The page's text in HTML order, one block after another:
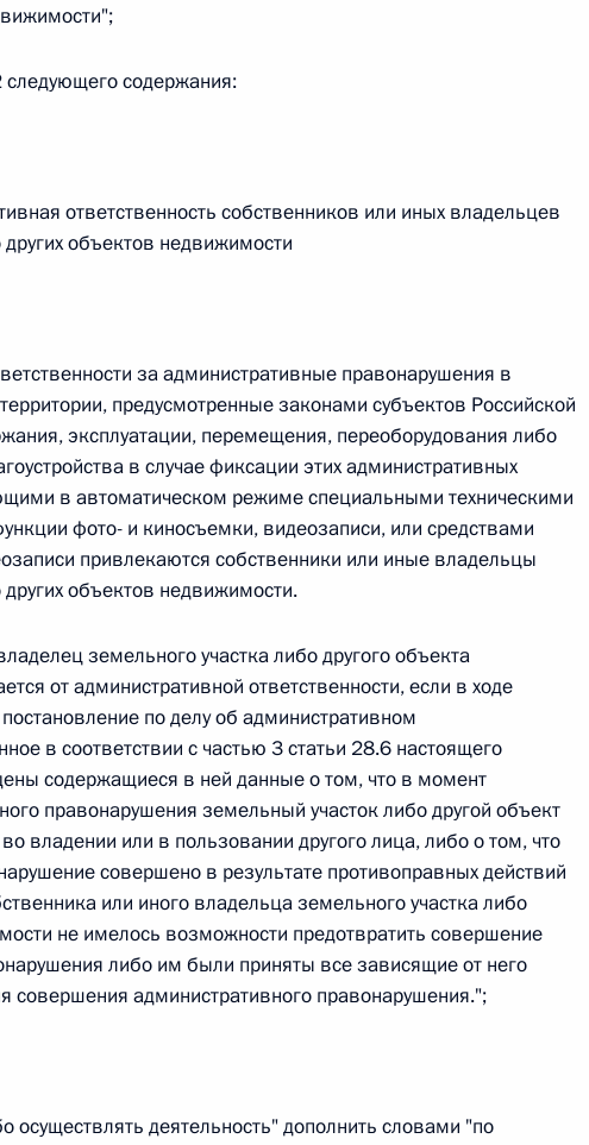
26.07.2026 г. № 246-ФЗ
26.07.2026 г. № 267-ФЗ
2 Федерального закона «О благотворительной деятельности
26.07.2026 г. № 251-ФЗ
кодекс Российской Федерации и статьи 31 и 151 Уголовно-
Федерации
26.07.2026 г. № 264-ФЗ
13–2 Федерального закона «Об актах гражданского состояния»
пункта 1 части 13 статьи 3 Федерального закона «О внесении
„Об актах гражданского состояния“
26.07.2026 г. № 270-ФЗ
следующего содержания:
ответственность собственников или иных владельцев
объектов недвижимости
за административные правонарушения в
предусмотренные законами субъектов Российской
эксплуатации, перемещения, переоборудования либо
в случае фиксации этих административных
в автоматическом режиме специальными техническими
фото- и киносъемки, видеозаписи, или средствами
привлекаются собственники или иные владельцы
объектов недвижимости.
земельного участка либо другого объекта
от административной ответственности, если в ходе
по делу об административном
в соответствии с частью 3 статьи 28.6 настоящего
содержащиеся в ней данные о том, что в момент
правонарушения земельный участок либо другой объект
владении или в пользовании другого лица, либо о том, что
совершено в результате противоправных действий
или иного владельца земельного участка либо
не имелось возможности предотвратить совершение
либо им были приняты все зависящие от него
совершения административного правонарушения.";
осуществлять деятельность" дополнить словами "по